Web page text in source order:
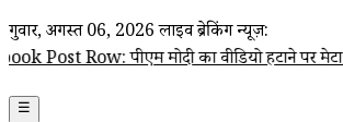
गुरूवार, अगस्त 06, 2026 लाइव ब्रेकिंग न्यूज़:
पीएम मोदी का वीडियो हटाने पर मेटा ने
☰